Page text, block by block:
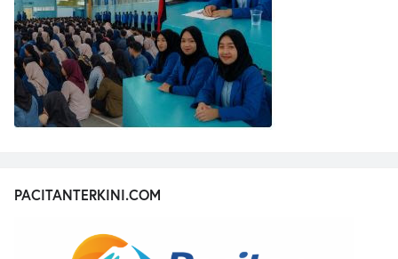
PACITANTERKINI.COM